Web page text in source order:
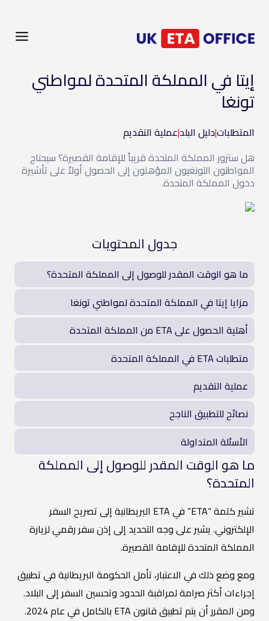
إيتا في المملكة المتحدة لمواطني
تونغا
المتطلبات|دليل البلد|عملية التقديم
هل ستزور المملكة المتحدة قريباً للإقامة القصيرة؟ سيحتاج
المواطنون التونغيون المؤهلون إلى الحصول أولاً على تأشيرة
دخول المملكة المتحدة.
جدول المحتويات
ما هو الوقت المقدر للوصول إلى المملكة المتحدة؟
مزايا إيتا في المملكة المتحدة لمواطني تونغا
أهلية الحصول على ETA من المملكة المتحدة
متطلبات ETA في المملكة المتحدة
عملية التقديم
نصائح للتطبيق الناجح
الأسئلة المتداولة
ما هو الوقت المقدر للوصول إلى المملكة
المتحدة؟
تشير كلمة “ETA” في ETA البريطانية إلى تصريح السفر
الإلكتروني. يشير على وجه التحديد إلى إذن سفر رقمي لزيارة
المملكة المتحدة للإقامة القصيرة.
ومع وضع ذلك في الاعتبار، تأمل الحكومة البريطانية في تطبيق
إجراءات أكثر صرامة لمراقبة الحدود وتحسين السفر إلى البلاد.
ومن المقرر أن يتم تطبيق قانون ETA بالكامل في عام 2024.